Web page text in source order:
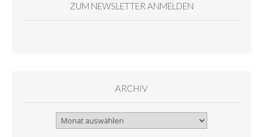
ZUM NEWSLETTER ANMELDEN
ARCHIV
Archiv